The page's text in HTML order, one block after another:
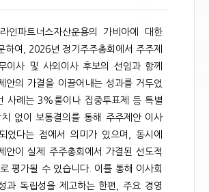
인파트너스자산운용의 가비아에 대한
하여, 2026년 정기주주총회에서 주주제
이사 및 사외이사 후보의 선임과 함께
안의 가결을 이끌어내는 성과를 거두었
사례는 3%룰이나 집중투표제 등 특별
없이 보통결의를 통해 주주제안 이사
었다는 점에서 의미가 있으며, 동시에
안이 실제 주주총회에서 가결된 선도적
평가될 수 있습니다. 이를 통해 이사회
과 독립성을 제고하는 한편, 주요 경영